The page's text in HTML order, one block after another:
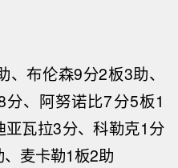
、布伦森9分2板3助、
、阿努诺比7分5板1
瓦拉3分、科勒克1分
麦卡勒1板2助